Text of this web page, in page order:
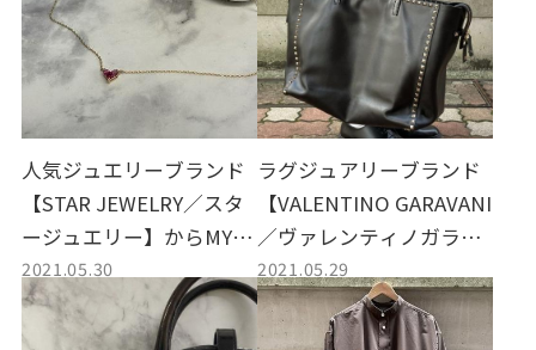
人気ジュエリーブランド
【STAR JEWELRY／スタ
ージュエリー】からMYST
ERIOUS HEART NECKLA
CE／ミステリアスハート
ネックレス買取しまし
2021.05.30
ラグジュアリーブランド
【VALENTINO GARAVANI
／ヴァレンティノガラヴ
ァーニ】からトートバッ
グ(ROCKSTUD UNTITLE
D 12 スタッズトートバッ
2021.05.29